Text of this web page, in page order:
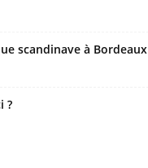
scandinave à Bordeaux
?